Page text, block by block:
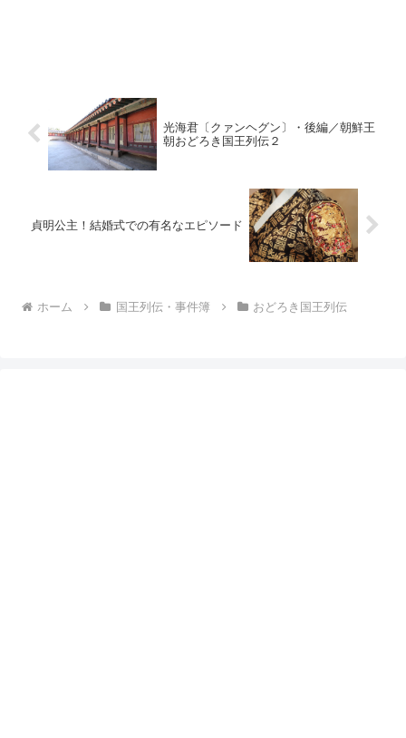
光海君〔クァンヘグン〕・後編／朝鮮王
朝おどろき国王列伝２
貞明公主！結婚式での有名なエピソード
ホーム 国王列伝・事件簿 おどろき国王列伝